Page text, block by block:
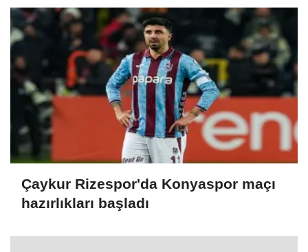
Çaykur Rizespor'da Konyaspor maçı
hazırlıkları başladı